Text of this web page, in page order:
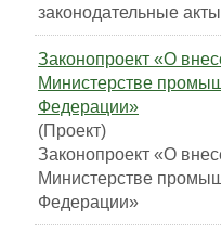
законодательные
Законопроект «О
Министерстве
Федерации»
(Проект)
Законопроект «О
Министерстве
Федерации»